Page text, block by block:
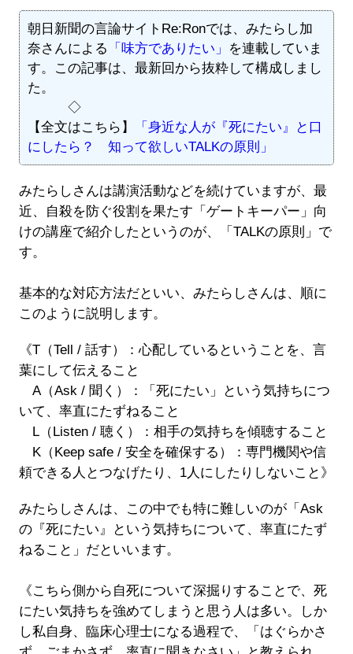
朝日新聞の言論サイトRe:Ronでは、みたらし加
奈さんによる 「味方でありたい」
を連載していま
す。この記事は、最新回から抜粋して構成しまし
た。
◇
【全文はこちら】
「身近な人が『死にたい』と口
にしたら？ 知って欲しいTALKの原則」
みたらしさんは講演活動などを続けていますが、最
近、自殺を防ぐ役割を果たす「ゲートキーパー」向
けの講座で紹介したというのが、「TALKの原則」で
す。
基本的な対応方法だといい、みたらしさんは、順に
このように説明します。
《T（Tell / 話す）：心配しているということを、言
葉にして伝えること
A（Ask / 聞く）：「死にたい」という気持ちにつ
いて、率直にたずねること
L（Listen / 聴く）：相手の気持ちを傾聴すること
K（Keep safe / 安全を確保する）：専門機関や信
頼できる人とつなげたり、1人にしたりしないこと》
みたらしさんは、この中でも特に難しいのが「Ask
の『死にたい』という気持ちについて、率直にたず
ねること」だといいます。
《こちら側から自死について深掘りすることで、死
にたい気持ちを強めてしまうと思う人は多い。しか
し私自身、臨床心理士になる過程で、「はぐらかさ